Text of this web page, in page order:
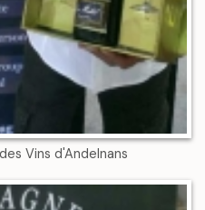
Vins d'Andelnans